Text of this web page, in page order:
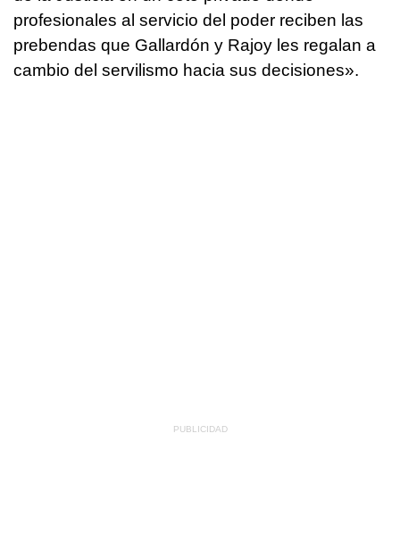
profesionales al servicio del poder reciben las
prebendas que Gallardón y Rajoy les regalan a
cambio del servilismo hacia sus decisiones».